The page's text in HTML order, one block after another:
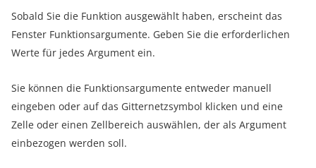
Sobald Sie die Funktion ausgewählt haben, erscheint das
Fenster Funktionsargumente. Geben Sie die erforderlichen
Werte für jedes Argument ein.
Sie können die Funktionsargumente entweder manuell
eingeben oder auf das Gitternetzsymbol klicken und eine
Zelle oder einen Zellbereich auswählen, der als Argument
einbezogen werden soll.